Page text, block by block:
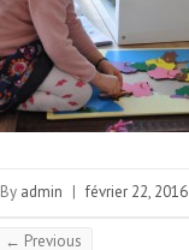
By admin | février 22, 2016
← Previous